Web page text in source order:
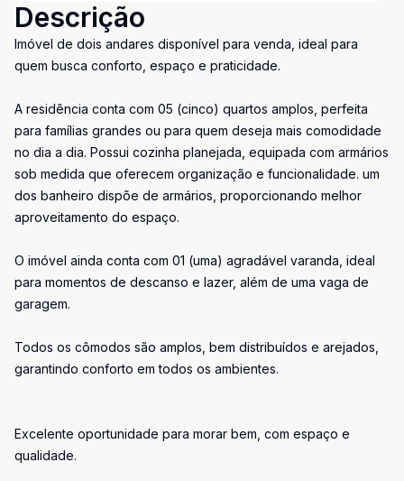
Descrição
Imóvel de dois andares disponível para venda, ideal para
quem busca conforto, espaço e praticidade.
A residência conta com 05 (cinco) quartos amplos, perfeita
para famílias grandes ou para quem deseja mais comodidade
no dia a dia. Possui cozinha planejada, equipada com armários
sob medida que oferecem organização e funcionalidade. um
dos banheiro dispõe de armários, proporcionando melhor
aproveitamento do espaço.
O imóvel ainda conta com 01 (uma) agradável varanda, ideal
para momentos de descanso e lazer, além de uma vaga de
garagem.
Todos os cômodos são amplos, bem distribuídos e arejados,
garantindo conforto em todos os ambientes.
Excelente oportunidade para morar bem, com espaço e
qualidade.